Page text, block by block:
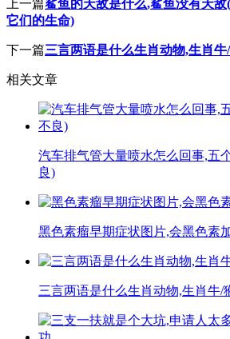
上一篇鲨鱼的天敌是什么,鲨鱼没有天
它们的生命)
下一篇三言两语是什么生肖动物,生肖牛
相关文章
汽车排气管大量喷水怎么回事,五
良)
黑色素瘤早期症状图片,会黑色素
三言两语是什么生肖动物,生肖牛/